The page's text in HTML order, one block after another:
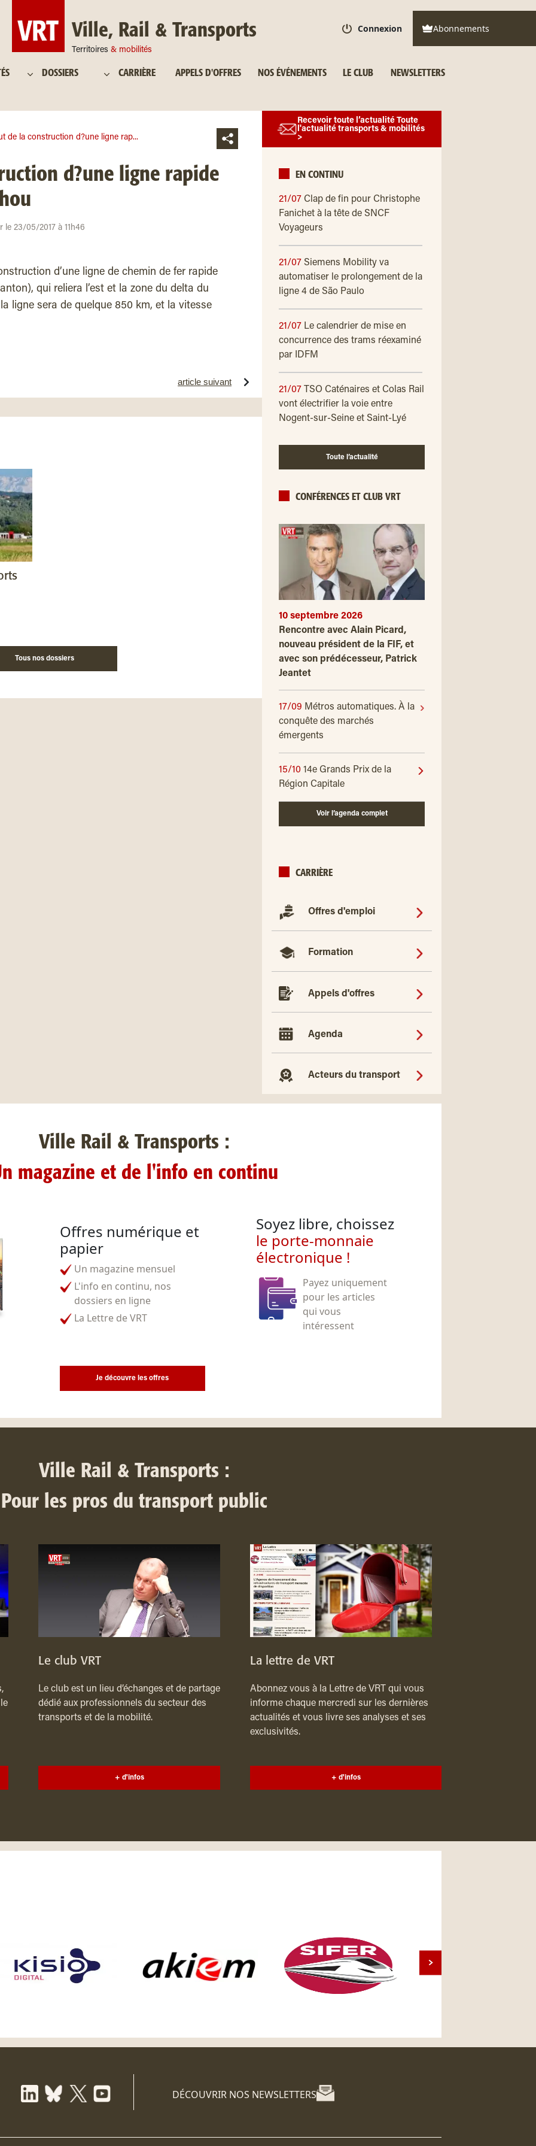
Ville, Rail & Transports
Territoires & mobilités
Connexion Abonnements
DOSSIERS CARRIÈRE APPELS D'OFFRES NOS ÉVÉNEMENTS LE CLUB NEWSLETTERS
de la construction d?une ligne rap...
d?une ligne rapide
le 23/05/2017 à 11h46
d’une ligne de chemin de fer rapide
qui reliera l’est et la zone du delta du
ligne sera de quelque 850 km, et la vitesse
article suivant
Tous nos dossiers
Recevoir toute l’actualité Toute
l'actualité transports & mobilités
>
EN CONTINU
21/07 Clap de fin pour Christophe
Fanichet à la tête de SNCF
Voyageurs
21/07 Siemens Mobility va
automatiser le prolongement de la
ligne 4 de São Paulo
21/07 Le calendrier de mise en
concurrence des trams réexaminé
par IDFM
21/07
TSO Caténaires et Colas Rail
vont électrifier la voie entre
Nogent-sur-Seine et Saint-Lyé
Toute l’actualité
CONFÉRENCES ET CLUB VRT
10 septembre 2026
Rencontre avec Alain Picard,
nouveau président de la FIF, et
avec son prédécesseur, Patrick
Jeantet
17/09 Métros automatiques. À la
conquête des marchés
émergents
15/10 14e Grands Prix de la
Région Capitale
Voir l’agenda complet
CARRIÈRE
Offres d'emploi
Formation
Appels d'offres
Agenda
Acteurs du transport
Ville Rail & Transports :
magazine et de l'info en continu
Offres numérique et
papier
Un magazine mensuel
L'info en continu, nos
dossiers en ligne
La Lettre de VRT
Soyez libre, choissez
le porte-monnaie
électronique !
Payez uniquement
pour les articles
qui vous
intéressent
Je découvre les offres
Ville Rail & Transports :
Pour les pros du transport public
Le club VRT
Le club est un lieu d’échanges et de partage
dédié aux professionnels du secteur des
transports et de la mobilité.
+ d'infos
La lettre de VRT
Abonnez vous à la Lettre de VRT qui vous
informe chaque mercredi sur les dernières
actualités et vous livre ses analyses et ses
exclusivités.
+ d'infos
DÉCOUVRIR NOS NEWSLETTERS